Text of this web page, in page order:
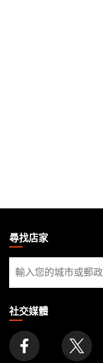
THE
GATHERING
FOOTER
尋找店家
尋
找
家
社交媒體